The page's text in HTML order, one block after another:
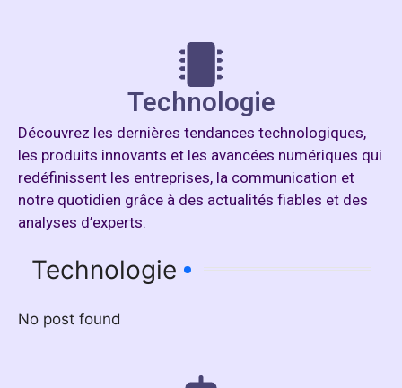
Technologie
Découvrez les dernières tendances technologiques,
les produits innovants et les avancées numériques qui
redéfinissent les entreprises, la communication et
notre quotidien grâce à des actualités fiables et des
analyses d’experts.
Technologie
No post found